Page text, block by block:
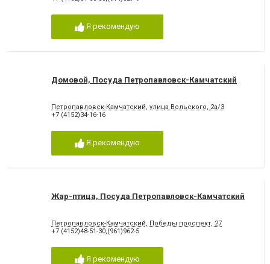
Я рекомендую
Домовой, Посуда Петропавловск-Камчатский
Петропавловск-Камчатский, улица Вольского, 2а/3
+7 (4152)34-16-16
Я рекомендую
Жар-птица, Посуда Петропавловск-Камчатский
Петропавловск-Камчатский, Победы проспект, 27
+7 (4152)48-51-30,(961)962-5
Я рекомендую